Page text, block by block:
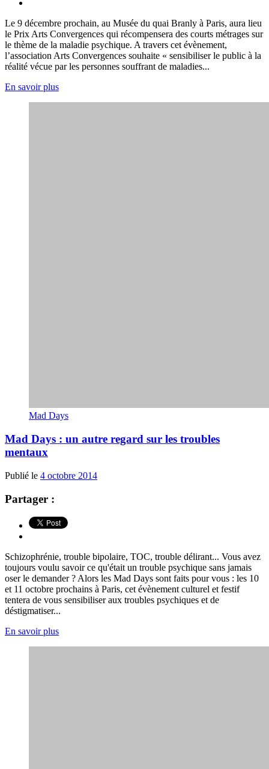
Le 9 décembre prochain, au Musée du quai Branly à Paris, aura lieu
le Prix Arts Convergences qui récompensera des courts métrages sur
le thème de la maladie psychique. A travers cet évènement,
l’association Arts Convergences souhaite « sensibiliser le public à la
réalité vécue par les personnes souffrant de maladies...
En savoir plus
Mad Days
Mad Days : un autre regard sur les troubles
mentaux
Publié le 4 octobre 2014
Partager :
Schizophrénie, trouble bipolaire, TOC, trouble délirant... Vous avez
toujours voulu savoir ce qu'était un trouble psychique sans jamais
oser le demander ? Alors les Mad Days sont faits pour vous : les 10
et 11 octobre prochains à Paris, cet évènement culturel et festif
tentera de vous sensibiliser aux troubles psychiques et de
déstigmatiser...
En savoir plus